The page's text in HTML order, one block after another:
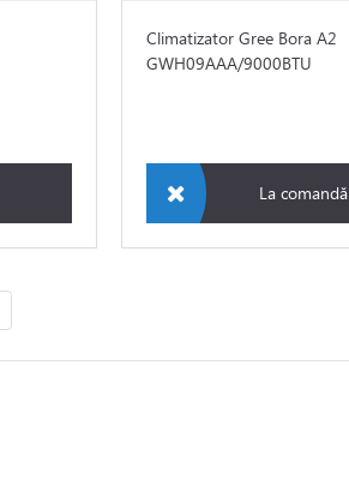
Climatizator Gree Bora A2
GWH09AAA/9000BTU
La comandă